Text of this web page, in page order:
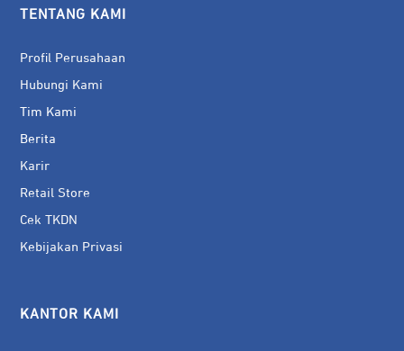
TENTANG KAMI
Profil Perusahaan
Hubungi Kami
Tim Kami
Berita
Karir
Retail Store
Cek TKDN
Kebijakan Privasi
KANTOR KAMI